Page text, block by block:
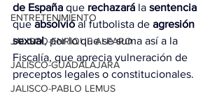
ENTRETENIMIENTO
JALISCO-ENRIQUE ALFARO
JALISCO-GUADALAJARA
JALISCO-PABLO LEMUS
de España que rechazará la sentencia
que absolvió al futbolista de agresión
sexual, por lo que se suma así a la
Fiscalía, que aprecia vulneración de
preceptos legales o constitucionales.